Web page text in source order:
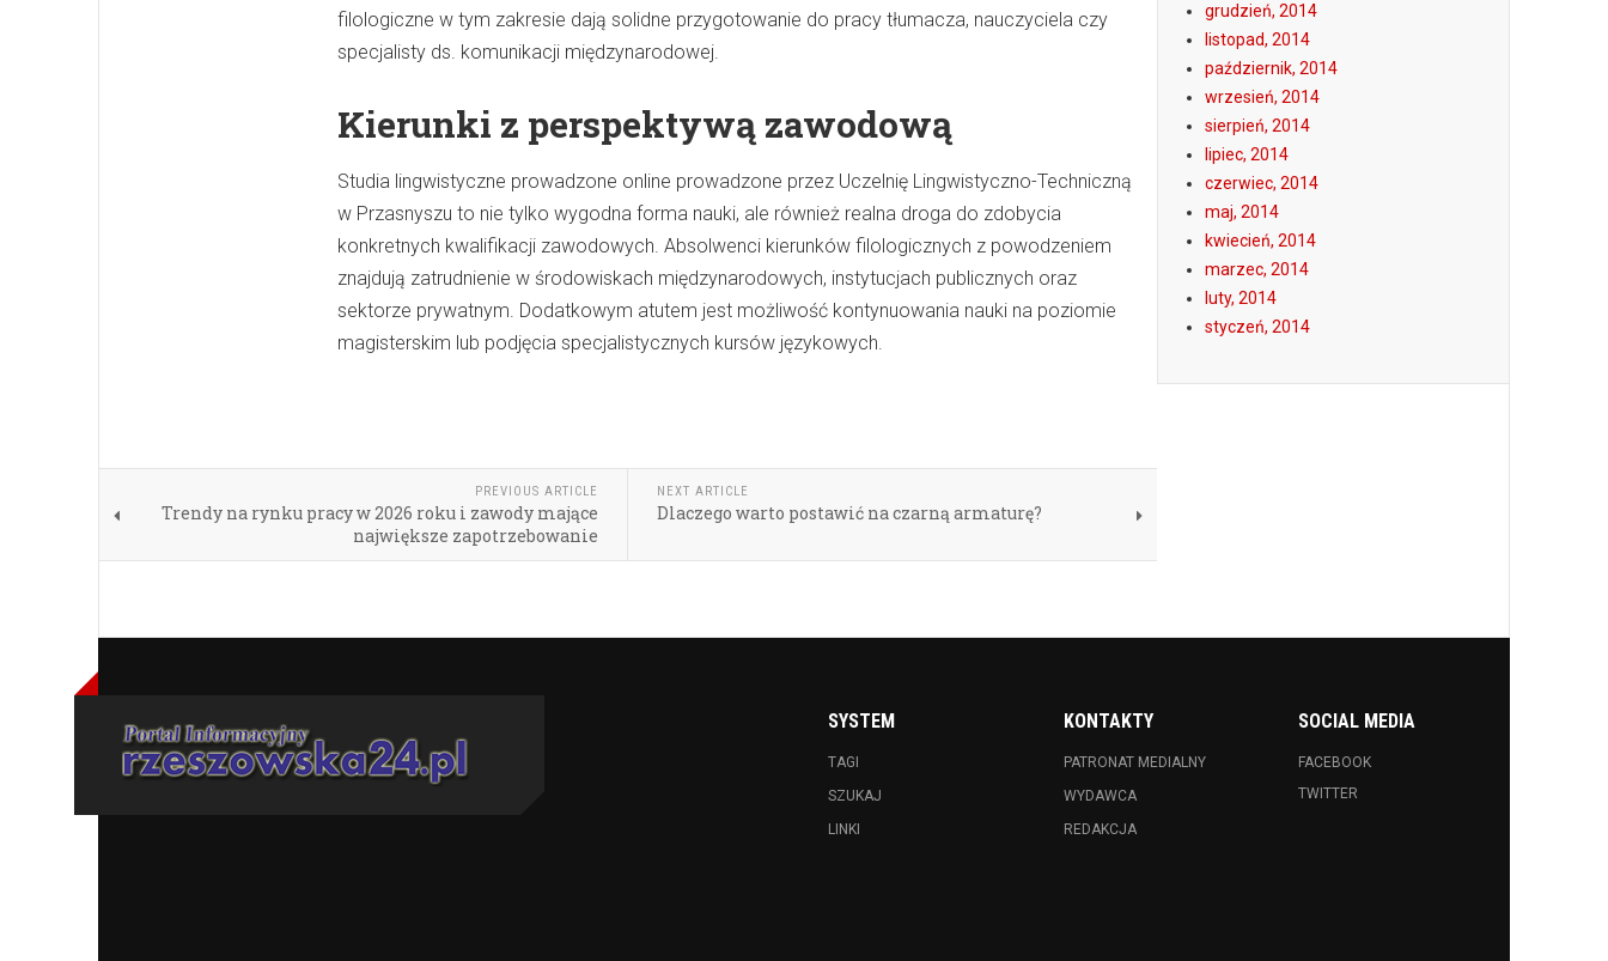
filologiczne w tym zakresie dają solidne przygotowanie do pracy tłumacza, nauczyciela czy
specjalisty ds. komunikacji międzynarodowej.
Kierunki z perspektywą zawodową
Studia lingwistyczne prowadzone online prowadzone przez Uczelnię Lingwistyczno-Techniczną
w Przasnyszu to nie tylko wygodna forma nauki, ale również realna droga do zdobycia
konkretnych kwalifikacji zawodowych. Absolwenci kierunków filologicznych z powodzeniem
znajdują zatrudnienie w środowiskach międzynarodowych, instytucjach publicznych oraz
sektorze prywatnym. Dodatkowym atutem jest możliwość kontynuowania nauki na poziomie
magisterskim lub podjęcia specjalistycznych kursów językowych.
PREVIOUS ARTICLE
Trendy na rynku pracy w 2026 roku i zawody mające
największe zapotrzebowanie
NEXT ARTICLE
Dlaczego warto postawić na czarną armaturę?
grudzień, 2014
listopad, 2014
październik, 2014
wrzesień, 2014
sierpień, 2014
lipiec, 2014
czerwiec, 2014
maj, 2014
kwiecień, 2014
marzec, 2014
luty, 2014
styczeń, 2014
SYSTEM
TAGI
SZUKAJ
LINKI
KONTAKTY
PATRONAT MEDIALNY
WYDAWCA
REDAKCJA
SOCIAL MEDIA
FACEBOOK
TWITTER